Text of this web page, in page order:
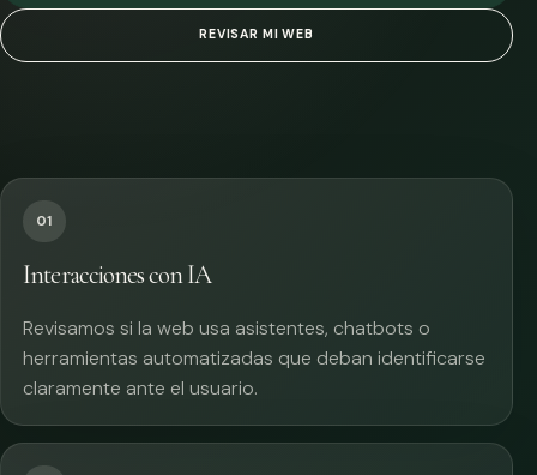
REVISAR MI WEB
01
Interacciones con IA
Revisamos si la web usa asistentes, chatbots o
herramientas automatizadas que deban identificarse
claramente ante el usuario.